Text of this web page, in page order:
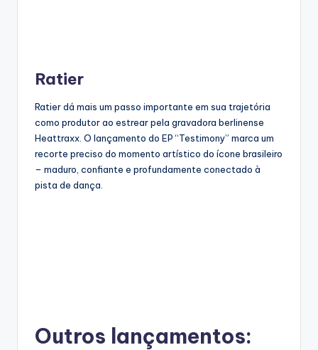
Ratier
Ratier dá mais um passo importante em sua trajetória
como produtor ao estrear pela gravadora berlinense
Heattraxx. O lançamento do EP “Testimony” marca um
recorte preciso do momento artístico do ícone brasileiro
– maduro, confiante e profundamente conectado à
pista de dança.
Outros lançamentos: